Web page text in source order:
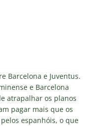
Barcelona e Juventus.
e Barcelona
atrapalhar os planos
pagar mais que os
espanhóis, o que